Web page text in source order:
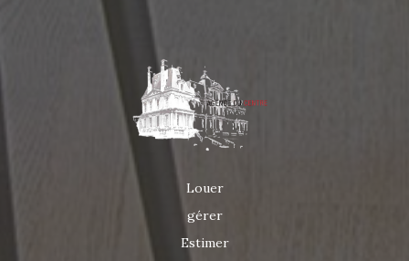
Louer
gérer
Estimer